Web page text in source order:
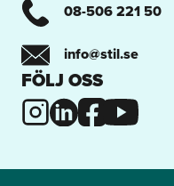
08-506 221 50
info@stil.se
FÖLJ OSS